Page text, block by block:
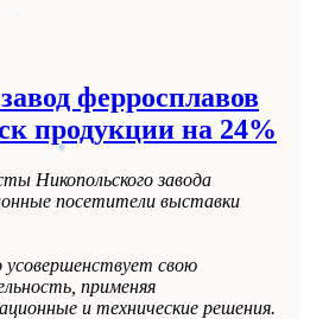
ферросплавов
продукции на 24%
Никопольского завода
посетители выставки
свою
применяя
и технические решения.